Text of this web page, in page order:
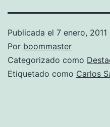
Publicada el 7 enero, 2011
Por boommaster
Categorizado como
Etiquetado como Carlos